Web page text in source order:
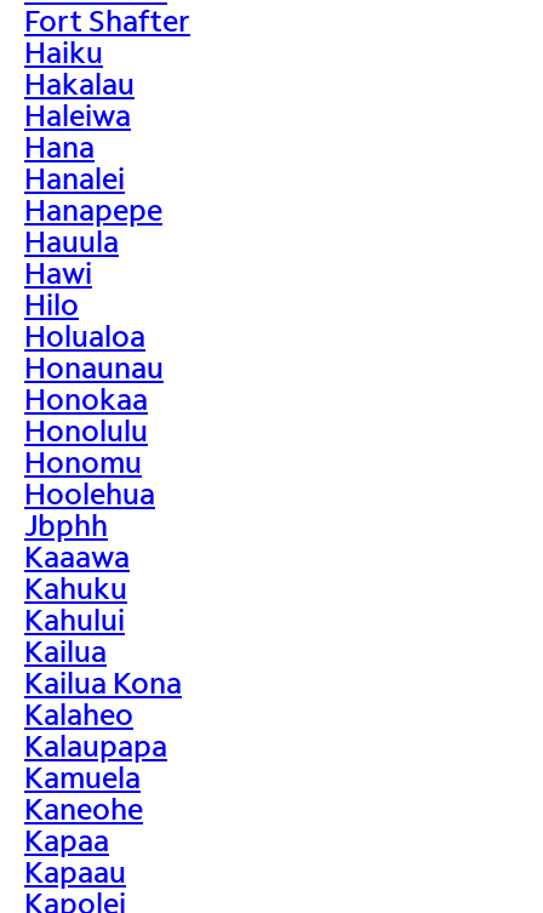
Fort Shafter
Haiku
Hakalau
Haleiwa
Hana
Hanalei
Hanapepe
Hauula
Hawi
Hilo
Holualoa
Honaunau
Honokaa
Honolulu
Honomu
Hoolehua
Jbphh
Kaaawa
Kahuku
Kahului
Kailua
Kailua Kona
Kalaheo
Kalaupapa
Kamuela
Kaneohe
Kapaa
Kapaau
Kapolei